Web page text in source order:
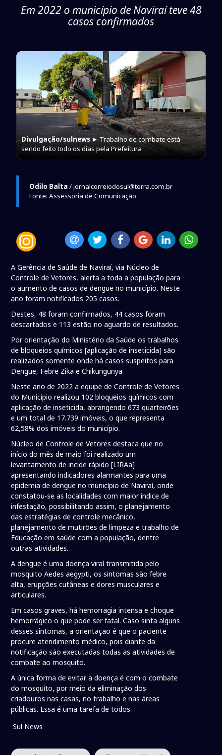
Em 2022 o município de Naviraí teve 48
casos confirmados
Divulgação/sulnews► Trabalho de combate está
sendo feito todo os dias pela Prefeitura
Odilo Balta / jornalcorreiodosul@terra.com.br
Fonte: Assessoria de Comunicação
A Gerência de Saúde de Naviraí, via Núcleo de
Controle de Vetores, alerta a toda a população para
o aumento de casos de dengue no município. Neste
ano foram notificados 205 casos.
Destes, 48 foram confirmados, 44 casos foram
descartados e 113 estão no aguardo de resultados.
Por orientação do Ministério da Saúde os trabalhos
de bloqueios químicos [aplicação de inseticida] são
realizados somente onde há casos suspeitos para
Dengue, Febre Zika e Chikungunya.
Neste ano de 2022 a equipe de Controle de Vetores
do Município realizou 102 bloqueios químicos com
aplicação de inseticida, abrangendo 673 quarteirões
e um total de 17.739 imóveis, o que representa
62,58% dos imóveis do município.
Núcleo de Controle de Vetores destaca que no
início do mês de maio foi realizado um
levantamento de incide rápido [LIRAa]
apresentando indicadores alarmantes para uma
epidemia de dengue no município de Naviraí, onde
constatou-se as localidades com maior índice de
infestação, possibilitando assim, o planejamento
das estratégias de controle mecânico,
planejamento de mutirões de limpeza e trabalho de
Educação em saúde com a população, dentre
outras atividades.
A dengue é uma doença viral transmitida pelo
mosquito Aedes aegypti, os sintomas são febre
alta, erupções cutâneas e dores musculares e
articulares.
Em casos graves, há hemorragia intensa e choque
hemorrágico o que pode ser fatal. Caso sinta alguns
desses sintomas, a orientação é que o paciente
procure atendimento médico, pois diante da
notificação são executadas todas as atividades de
combate ao mosquito.
A única forma de evitar a doença é com o combate
do mosquito, por meio da eliminação dos
criadouros nas casas, no trabalho e nas áreas
públicas. Essa é uma tarefa de todos.
Sul News